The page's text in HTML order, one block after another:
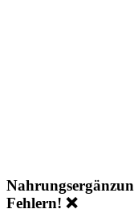
Fehlern! ❌